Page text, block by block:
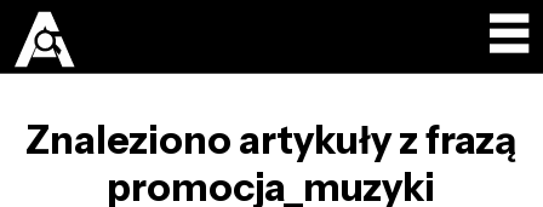
Znaleziono artykuły z frazą
promocja_muzyki